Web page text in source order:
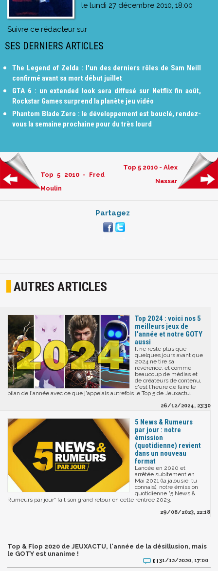
le lundi 27 décembre 2010, 18:00
Suivre ce rédacteur sur
SES DERNIERS ARTICLES
The Legend of Zelda : l'un des derniers rôles de Sam Neill
confirmé avant sa mort début juillet
GTA 6 : un extended look sera diffusé sur Netflix fin août,
Rockstar Games surprend la planète jeu vidéo
Phantom Blade Zero : le développement est bouclé, rendez-
vous la semaine prochaine pour du très lourd
Top 5 2010 - Fred
Moulin
Top 5 2010 - Alex
Nassar
Partagez
AUTRES ARTICLES
Top 2024 : voici nos 5
meilleurs jeux de
l'année et notre GOTY
aussi
Il ne reste plus que
quelques jours avant que
2024 ne tire sa
révérence, et comme
beaucoup de médias et
de créateurs de contenu,
c'est l'heure de faire le
bilan de l'année avec ce que j'appelais autrefois le Top 5 de Jeuxactu.
26/12/2024, 23:30
5 News & Rumeurs
par jour : notre
émission
(quotidienne) revient
dans un nouveau
format
Lancée en 2020 et
arrêtée subitement en
Mai 2021 (la jalousie, tu
connais), notre émission
quotidienne "5 News &
Rumeurs par jour" fait son grand retour en cette rentrée 2023.
29/08/2023, 22:18
Top & Flop 2020 de JEUXACTU, l'année de la désillusion, mais
le GOTY est unanime !
8 |31/12/2020, 17:00